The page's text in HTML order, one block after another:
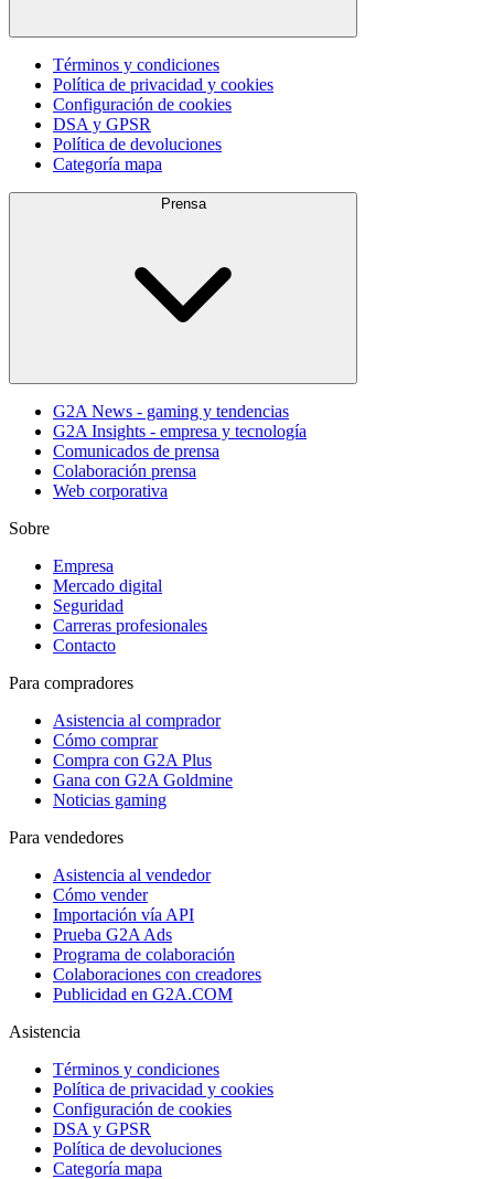
Términos y condiciones
Política de privacidad y cookies
Configuración de cookies
DSA y GPSR
Política de devoluciones
Categoría mapa
Prensa
G2A News - gaming y tendencias
G2A Insights - empresa y tecnología
Comunicados de prensa
Colaboración prensa
Web corporativa
Sobre
Empresa
Mercado digital
Seguridad
Carreras profesionales
Contacto
Para compradores
Asistencia al comprador
Cómo comprar
Compra con G2A Plus
Gana con G2A Goldmine
Noticias gaming
Para vendedores
Asistencia al vendedor
Cómo vender
Importación vía API
Prueba G2A Ads
Programa de colaboración
Colaboraciones con creadores
Publicidad en G2A.COM
Asistencia
Términos y condiciones
Política de privacidad y cookies
Configuración de cookies
DSA y GPSR
Política de devoluciones
Categoría mapa